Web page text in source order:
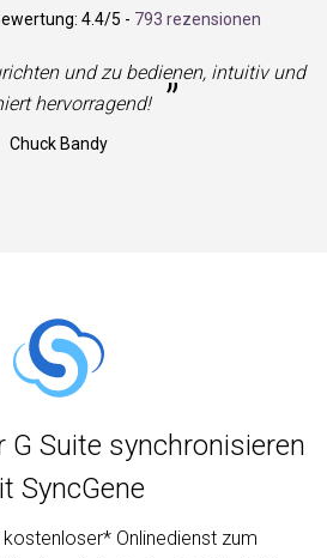
4.4/5 - 793 rezensionen
und zu bedienen, intuitiv und
hervorragend!
”
Chuck Bandy
Suite synchronisieren
SyncGene
Onlinedienst zum